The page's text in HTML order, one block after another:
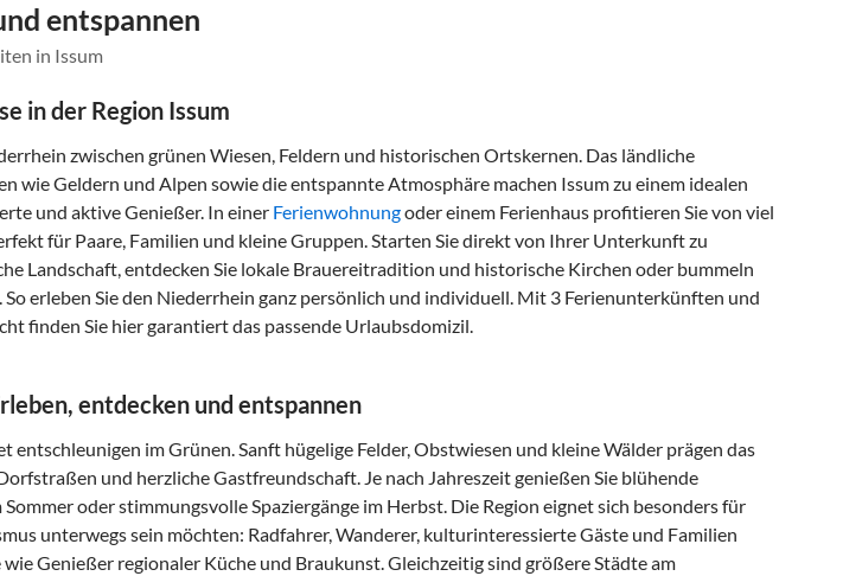
entspannen
in Issum
in der Region Issum
zwischen grünen Wiesen, Feldern und historischen Ortskernen. Das ländliche
wie Geldern und Alpen sowie die entspannte Atmosphäre machen Issum zu einem idealen
und aktive Genießer. In einer Ferienwohnungoder einem Ferienhaus profitieren Sie von viel
für Paare, Familien und kleine Gruppen. Starten Sie direkt von Ihrer Unterkunft zu
Landschaft, entdecken Sie lokale Brauereitradition und historische Kirchen oder bummeln
erleben Sie den Niederrhein ganz persönlich und individuell. Mit 3 Ferienunterkünften und
finden Sie hier garantiert das passende Urlaubsdomizil.
entdecken und entspannen
entschleunigen im Grünen. Sanft hügelige Felder, Obstwiesen und kleine Wälder prägen das
und herzliche Gastfreundschaft. Je nach Jahreszeit genießen Sie blühende
oder stimmungsvolle Spaziergänge im Herbst. Die Region eignet sich besonders für
unterwegs sein möchten: Radfahrer, Wanderer, kulturinteressierte Gäste und Familien
Genießer regionaler Küche und Braukunst. Gleichzeitig sind größere Städte am